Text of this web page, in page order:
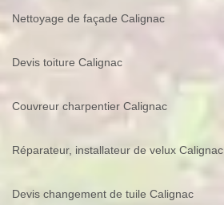
Nettoyage de façade Calignac
Devis toiture Calignac
Couvreur charpentier Calignac
Réparateur, installateur de velux Calignac
Devis changement de tuile Calignac